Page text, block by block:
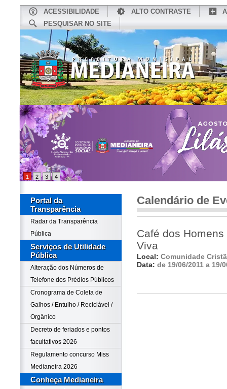
ACESSIBILIDADE ALTO CONTRASTE
PESQUISAR NO SITE
CONHEÇA MEDIANEIRA
1 2 3 4
Portal da
Transparência
Radar da Transparência
Pública
Serviços de Utilidade
Pública
Alteração dos Números de
Telefone dos Prédios Públicos
Cronograma de Coleta de
Galhos / Entulho / Reciclável /
Orgânico
Decreto de feriados e pontos
facultativos 2026
Regulamento concurso Miss
Medianeira 2026
Conheça Medianeira
Calendário de
Café dos
Viva
Local: Comunidade
Data: de 19/06/2011 a 19/